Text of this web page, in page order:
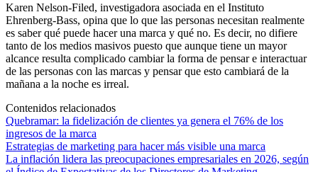
Karen Nelson-Filed, investigadora asociada en el Instituto
Ehrenberg-Bass, opina que lo que las personas necesitan realmente
es saber qué puede hacer una marca y qué no. Es decir, no difiere
tanto de los medios masivos puesto que aunque tiene un mayor
alcance resulta complicado cambiar la forma de pensar e interactuar
de las personas con las marcas y pensar que esto cambiará de la
mañana a la noche es irreal.
Contenidos relacionados
Quebramar: la fidelización de clientes ya genera el 76% de los
ingresos de la marca
Estrategias de marketing para hacer más visible una marca
La inflación lidera las preocupaciones empresariales en 2026, según